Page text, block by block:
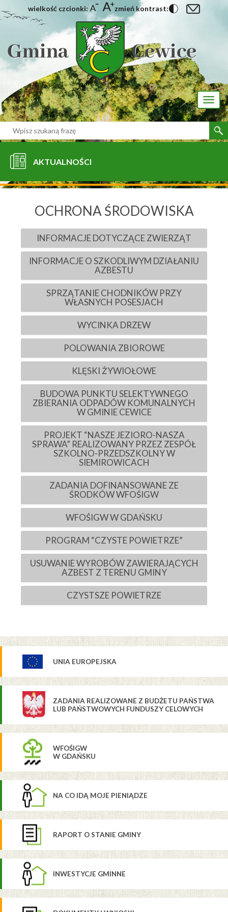
wielkość czcionki: zmień kontrast:
AKTUALNOŚCI
OCHRONA ŚRODOWISKA
INFORMACJE DOTYCZĄCE ZWIERZĄT
INFORMACJE O SZKODLIWYM DZIAŁANIU
AZBESTU
SPRZĄTANIE CHODNIKÓW PRZY
WŁASNYCH POSESJACH
WYCINKA DRZEW
POLOWANIA ZBIOROWE
KLĘSKI ŻYWIOŁOWE
BUDOWA PUNKTU SELEKTYWNEGO
ZBIERANIA ODPADÓW KOMUNALNYCH
W GMINIE CEWICE
PROJEKT “NASZE JEZIORO-NASZA
SPRAWA” REALIZOWANY PRZEZ ZESPÓŁ
SZKOLNO-PRZEDSZKOLNY W
SIEMIROWICACH
ZADANIA DOFINANSOWANE ZE
ŚRODKÓW WFOŚIGW
WFOŚIGW W GDAŃSKU
PROGRAM “CZYSTE POWIETRZE”
USUWANIE WYROBÓW ZAWIERAJĄCYCH
AZBEST Z TERENU GMINY
CZYSTSZE POWIETRZE
UNIA EUROPEJSKA
ZADANIA REALIZOWANE Z BUDŻETU PAŃSTWA
LUB PAŃSTWOWYCH FUNDUSZY CELOWYCH
WFOŚIGW
W GDAŃSKU
NA CO IDĄ MOJE PIENIĄDZE
RAPORT O STANIE GMINY
INWESTYCJE GMINNE
[interaktywna-mapa]